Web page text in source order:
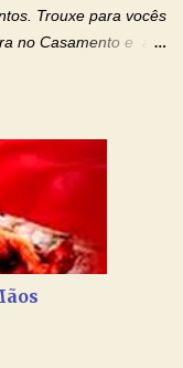
Trouxe para vocês
no Casamento e a
e que todo
amor Ágape de
Padre Marcelo Rossi
semana para orar
"O amor é paciente,
procura o seu próprio
se alegra com a